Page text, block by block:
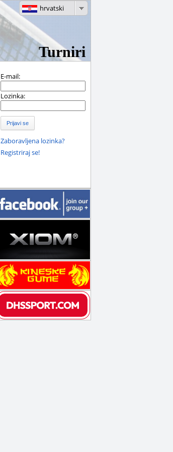
Turniri
hrvatski
E-mail:
Lozinka:
Prijavi se
Zaboravljena lozinka?
Registriraj se!